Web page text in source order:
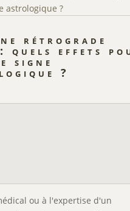
rétrograde
quels effets
signe
?
ou à l'expertise d'un